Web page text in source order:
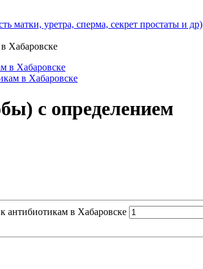
матки, уретра, сперма, секрет простаты и др)
Хабаровске
в Хабаровске
в Хабаровске
с определением
антибиотикам в Хабаровске